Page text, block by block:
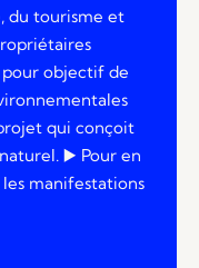
du tourisme et
pour objectif de
qui conçoit
▶️​ Pour en
manifestations